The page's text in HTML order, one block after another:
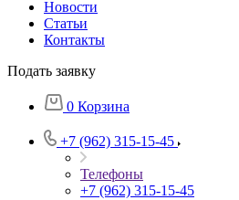
Новости
Статьи
Контакты
Подать заявку
0 Корзина
+7 (962) 315-15-45
Телефоны
+7 (962) 315-15-45